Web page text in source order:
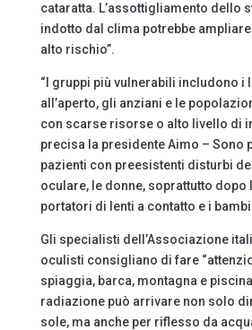
cataratta. L’assottigliamento dello
indotto dal clima potrebbe ampliare
alto rischio”.
“I gruppi più vulnerabili includono i
all’aperto, gli anziani e le
con scarse risorse o alto livello di
precisa la presidente Aimo – Sono
pazienti con preesistenti disturbi
oculare, le donne, soprattutto dopo
portatori di lenti a contatto e i
Gli specialisti dell’Associazione
oculisti consigliano di fare
spiaggia, barca, montagna e
radiazione può arrivare non solo
sole, ma anche per riflesso da